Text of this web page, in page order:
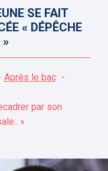
SE FAIT
« DÉPÊCHE
Après le bac
par son
»